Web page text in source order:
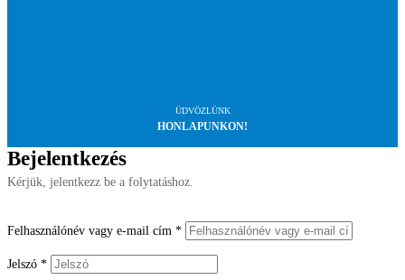
ÜDVÖZLÜNK
HONLAPUNKON!
Bejelentkezés
Kérjük, jelentkezz be a folytatáshoz.
Felhasználónév vagy e-mail cím *
Jelszó *